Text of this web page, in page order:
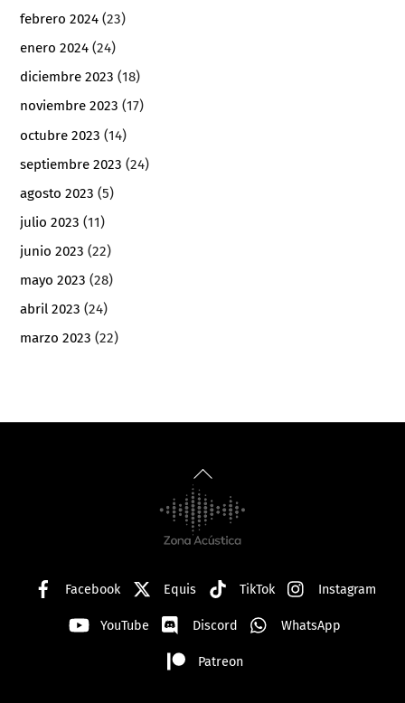
febrero 2024 (23)
enero 2024 (24)
diciembre 2023 (18)
noviembre 2023 (17)
octubre 2023 (14)
septiembre 2023 (24)
agosto 2023 (5)
julio 2023 (11)
junio 2023 (22)
mayo 2023 (28)
abril 2023 (24)
marzo 2023 (22)
Back
To
Top
Facebook Equis TikTok Instagram
YouTube Discord WhatsApp
Patreon